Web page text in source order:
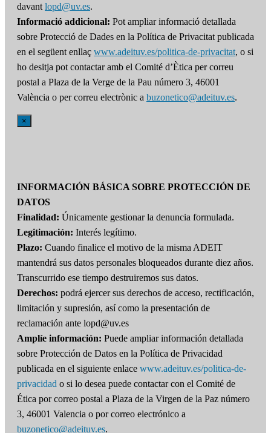
davant lopd@uv.es.
Informació addicional: Pot ampliar informació detallada
sobre Protecció de Dades en la Política de Privacitat publicada
en el següent enllaç www.adeituv.es/politica-de-privacitat, o si
ho desitja pot contactar amb el Comité d’Ètica per correu
postal a Plaza de la Verge de la Pau número 3, 46001
València o per correu electrònic a buzonetico@adeituv.es.
×
INFORMACIÓN BÁSICA SOBRE PROTECCIÓN DE
DATOS
Finalidad: Únicamente gestionar la denuncia formulada.
Legitimación: Interés legítimo.
Plazo: Cuando finalice el motivo de la misma ADEIT
mantendrá sus datos personales bloqueados durante diez años.
Transcurrido ese tiempo destruiremos sus datos.
Derechos: podrá ejercer sus derechos de acceso, rectificación,
limitación y supresión, así como la presentación de
reclamación ante lopd@uv.es
Amplíe información: Puede ampliar información detallada
sobre Protección de Datos en la Política de Privacidad
publicada en el siguiente enlace www.adeituv.es/politica-de-
privacidad o si lo desea puede contactar con el Comité de
Ética por correo postal a Plaza de la Virgen de la Paz número
3, 46001 Valencia o por correo electrónico a
buzonetico@adeituv.es.